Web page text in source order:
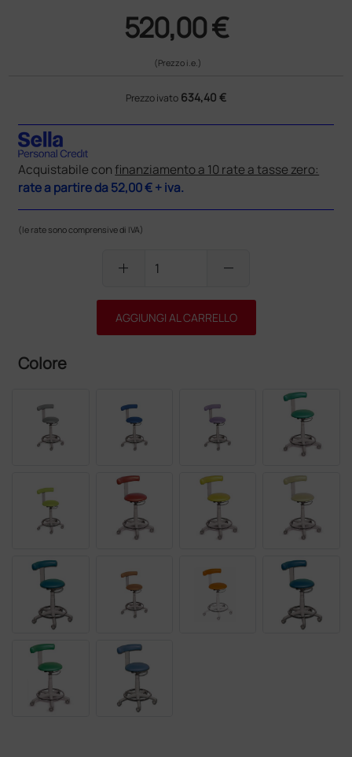
520,00 €
(Prezzo i.e.)
Prezzo ivato 634,40 €
Acquistabile con finanziamento a 10 rate a tasse zero:
rate a partire da52,00 €+ iva.
(le rate sono comprensive di IVA)
add remove
AGGIUNGI AL CARRELLO
Colore